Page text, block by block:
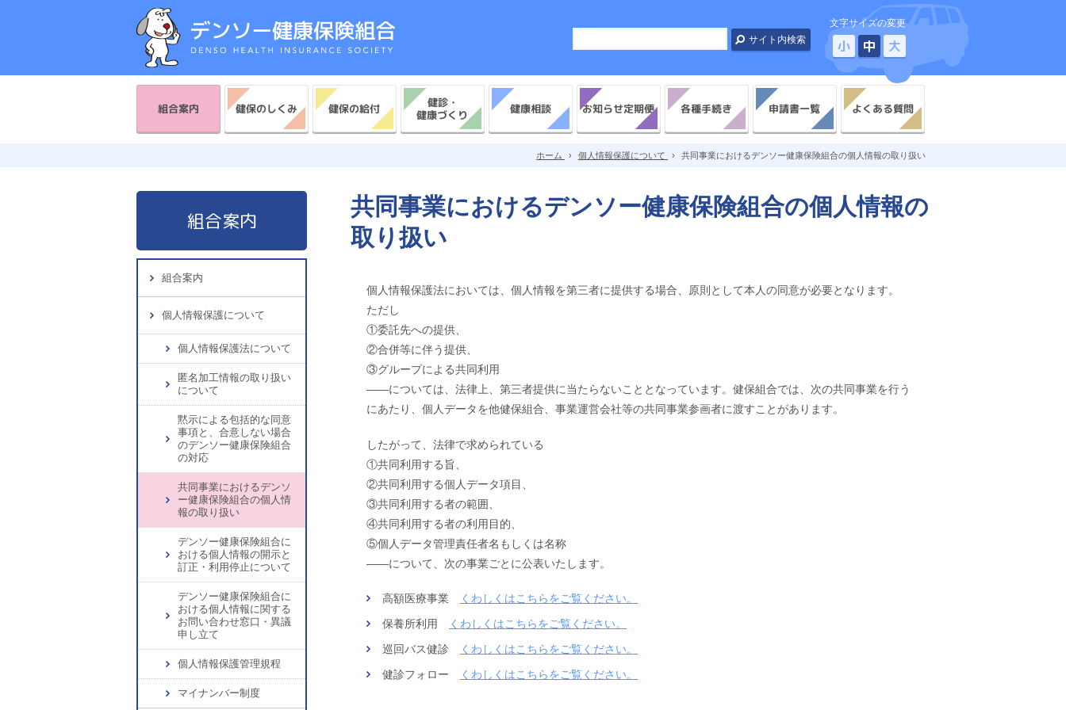
文字サイズの変更
小 中 大
組合案内 健保のしくみ 健保の給付 健診・
健康づくり 健康相談 お知らせ定期便 各種手続き 申請書一覧 よくある質問
ホーム › 個人情報保護について › 共同事業におけるデンソー健康保険組合の個人情報の取り扱い
共同事業におけるデンソー健康保険組合の個人情報の
取り扱い
個人情報保護法においては、個人情報を第三者に提供する場合、原則として本人の同意が必要となります。
ただし
①委託先への提供、
②合併等に伴う提供、
③グループによる共同利用
――については、法律上、第三者提供に当たらないこととなっています。健保組合では、次の共同事業を行う
にあたり、個人データを他健保組合、事業運営会社等の共同事業参画者に渡すことがあります。
したがって、法律で求められている
①共同利用する旨、
②共同利用する個人データ項目、
③共同利用する者の範囲、
④共同利用する者の利用目的、
⑤個人データ管理責任者名もしくは名称
――について、次の事業ごとに公表いたします。
高額医療事業
くわしくはこちらをご覧ください。
保養所利用
くわしくはこちらをご覧ください。
巡回バス健診
くわしくはこちらをご覧ください。
健診フォロー
くわしくはこちらをご覧ください。
組合案内
組合案内
個人情報保護について
個人情報保護法について
匿名加工情報の取り扱い
について
黙示による包括的な同意
事項と、合意しない場合
のデンソー健康保険組合
の対応
共同事業におけるデンソ
ー健康保険組合の個人情
報の取り扱い
デンソー健康保険組合に
おける個人情報の開示と
訂正・利用停止について
デンソー健康保険組合に
おける個人情報に関する
お問い合わせ窓口・異議
申し立て
個人情報保護管理規程
マイナンバー制度